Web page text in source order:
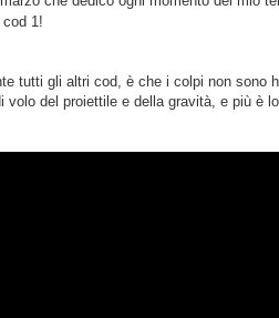
1!
tutti gli altri cod, è che i colpi non sono
volo del proiettile e della gravità, e più è